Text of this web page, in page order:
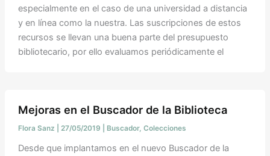
especialmente en el caso de una universidad a distancia
y en línea como la nuestra. Las suscripciones de estos
recursos se llevan una buena parte del presupuesto
bibliotecario, por ello evaluamos periódicamente el
Mejoras en el Buscador de la Biblioteca
Flora Sanz 27/05/2019 Buscador, Colecciones
Desde que implantamos en el nuevo Buscador de la